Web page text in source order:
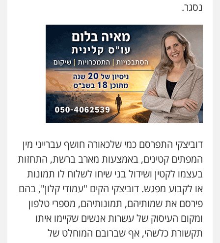
נסגר.
דוביצקי התפרסם כמי שלכאורה חושף עברייני מין
המפתים קטינים, באמצעות מארב ברשת, התחזות
בעצמו לקטין ושידול בני שיחו לשלוח לו תמונות
או לקבוע מפגש. דוביצקי הקים "עמודי קלון", בהם
פירסם את שמותיהם, תמונותיהם, מספרי טלפון
ומקום העיסוק של עשרות אנשים שקיימו איתו
תקשורת כלשהי, אף שברובם המוחלט של